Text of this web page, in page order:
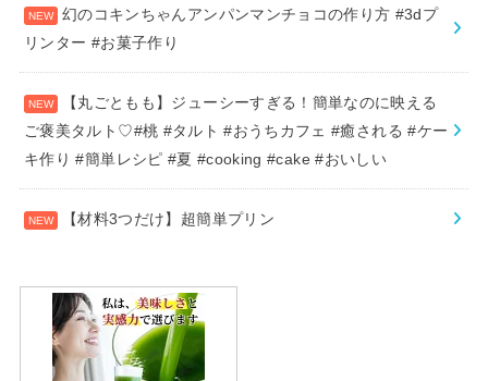
幻のコキンちゃんアンパンマンチョコの作り方 #3dプ
リンター #お菓子作り
【丸ごともも】ジューシーすぎる！簡単なのに映える
ご褒美タルト♡#桃 #タルト #おうちカフェ #癒される #ケー
キ作り #簡単レシピ #夏 #cooking #cake #おいしい
【材料3つだけ】超簡単プリン